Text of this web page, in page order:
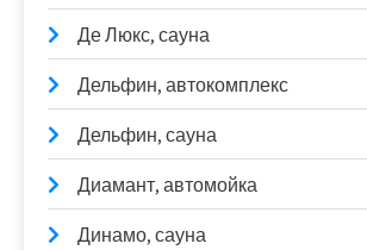
Де Люкс, сауна
Дельфин, автокомплекс
Дельфин, сауна
Диамант, автомойка
Динамо, сауна